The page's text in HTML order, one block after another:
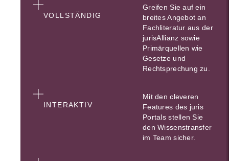
VOLLSTÄNDIG
Greifen Sie auf ein
breites Angebot an
Fachliteratur aus der
jurisAllianz sowie
Primärquellen wie
Gesetze und
Rechtsprechung zu.
INTERAKTIV
Mit den cleveren
Features des juris
Portals stellen Sie
den Wissenstransfer
im Team sicher.